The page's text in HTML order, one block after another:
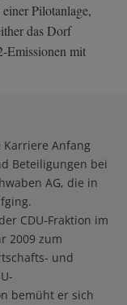
Pilotanlage,
das Dorf
Emissionen mit
Karriere Anfang
Beteiligungen bei
AG, die in
CDU-Fraktion im
2009 zum
und
bemüht er sich